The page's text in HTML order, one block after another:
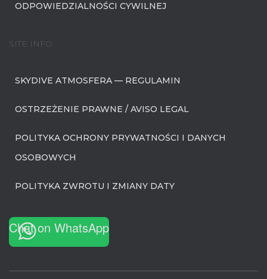
ODPOWIEDZIALNOŚCI CYWILNEJ
SITE INFO
SKYDIVE ATMOSFERA — REGULAMIN
OSTRZEŻENIE PRAWNE / AVISO LEGAL
POLITYKA OCHRONY PRYWATNOŚCI I DANYCH
OSOBOWYCH
POLITYKA ZWROTU I ZMIANY DATY
Chat on WhatsApp